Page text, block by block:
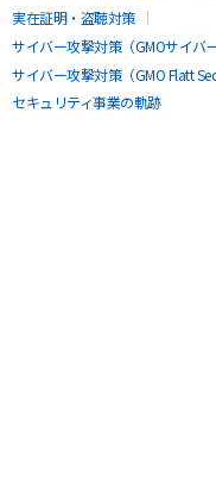
実在証明・盗聴対策
サイバー攻撃対策（GMOサイバ
サイバー攻撃対策（GMO Flatt
セキュリティ事業の軌跡